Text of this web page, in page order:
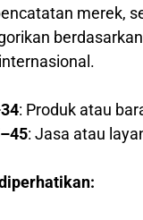
merek,
: Produk atau
: Jasa atau